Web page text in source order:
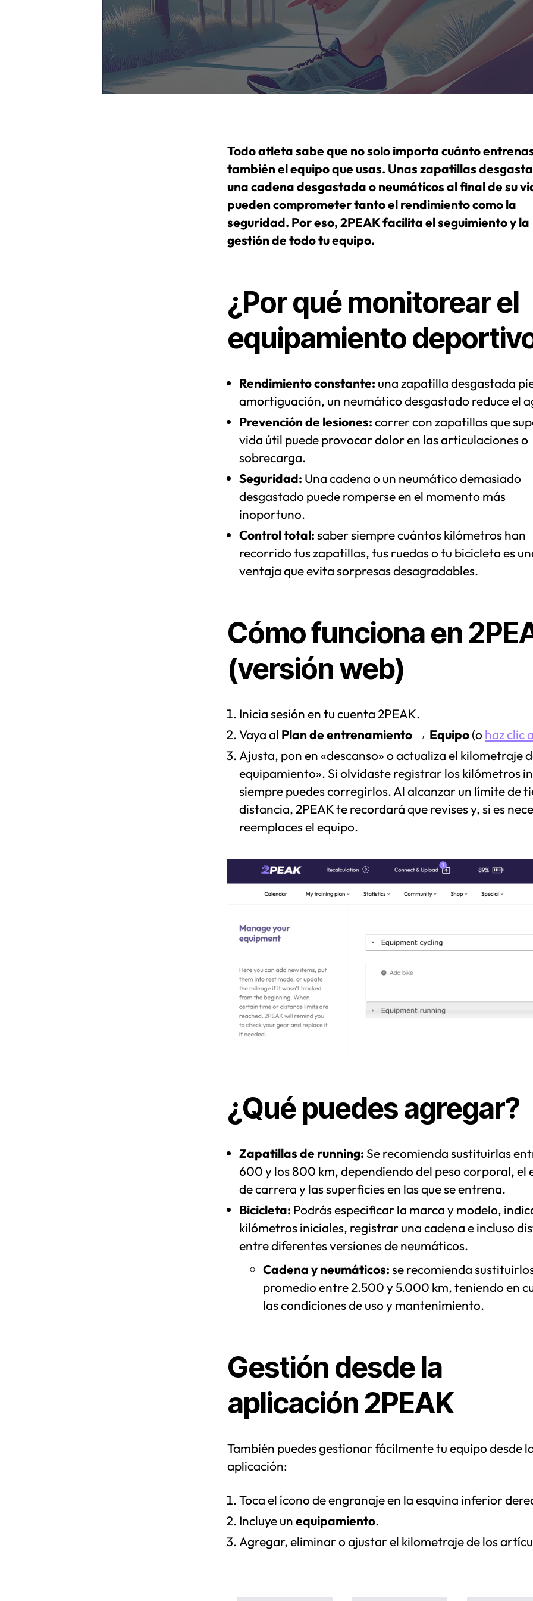
Todo atleta sabe que no solo importa cuánto
también el equipo que usas. Unas zapatillas
una cadena desgastada o neumáticos al final de su
pueden comprometer tanto el rendimiento como la
seguridad. Por eso, 2PEAK facilita el seguimiento y la
gestión de todo tu equipo.
¿Por qué monitorear el
equipamiento
Rendimiento constante: una zapatilla desgastada
amortiguación, un neumático desgastado reduce el
Prevención de lesiones:correr con zapatillas que
vida útil puede provocar dolor en las articulaciones o
sobrecarga.
Seguridad: Una cadena o un neumático demasiado
desgastado puede romperse en el momento más
inoportuno.
Control total:saber siempre cuántos kilómetros han
recorrido tus zapatillas, tus ruedas o tu bicicleta es
ventaja que evita sorpresas desagradables.
Cómo funciona en
(versión web)
Inicia sesión en tu cuenta 2PEAK.
Vaya al Plan de entrenamiento → Equipo(o haz clic
Ajusta, pon en «descanso» o actualiza el kilometraje
equipamiento». Si olvidaste registrar los kilómetros
siempre puedes corregirlos. Al alcanzar un límite de
distancia, 2PEAK te recordará que revises y, si es
reemplaces el equipo.
¿Qué puedes agregar?
Zapatillas de running:Se recomienda sustituirlas
600 y los 800 km, dependiendo del peso corporal, el
de carrera y las superficies en las que se entrena.
Bicicleta: Podrás especificar la marca y modelo,
kilómetros iniciales, registrar una cadena e incluso
entre diferentes versiones de neumáticos.
Cadena y neumáticos:se recomienda
promedio entre 2.500 y 5.000 km, teniendo en
las condiciones de uso y mantenimiento.
Gestión desde la
aplicación 2PEAK
También puedes gestionar fácilmente tu equipo desde
aplicación:
Toca el ícono de engranaje en la esquina inferior
Incluye unequipamiento.
Agregar, eliminar o ajustar el kilometraje de los